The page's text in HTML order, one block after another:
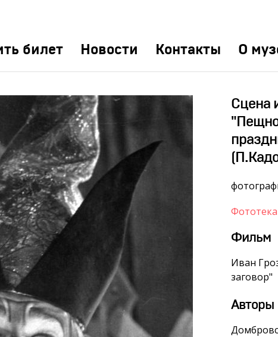
билет Новости Контакты О
Сцена
Фототека
Фильм
Иван
заговор"
Авторы